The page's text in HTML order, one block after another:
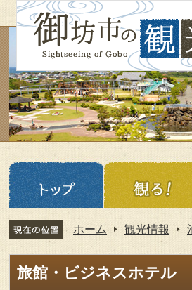
ホーム 観光情報
旅館・ビジネスホテル